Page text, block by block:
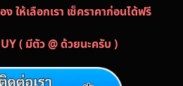
ให้เลือกเรา เช็คราคาก่อนได้ฟรี
( มีตัว @ ด้วยนะครับ )